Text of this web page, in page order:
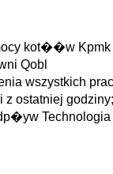
kot��w Kpmk
Qobl
wszystkich
ostatniej
Technologia